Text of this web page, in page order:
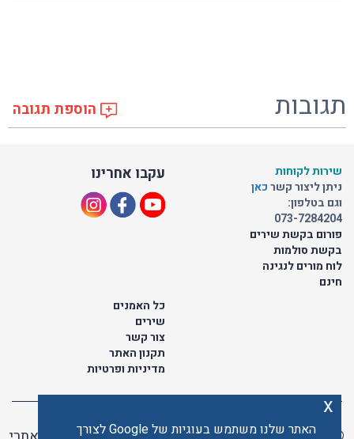
תגובות הוספת תגובה
עקבו אחרינו
שירות לקוחות
ניתן ליצור קשרכאן
וגם בטלפון:
073-7284204
פורום בקשת שירים
בקשת סולמות
לוח מורים לנגינה
חינם
כל האמנים
שירים
צור קשר
תקנון האתר
מדיניות ופרטיות
האתר שלנו משתמש בעוגיות של Google לצורך
x